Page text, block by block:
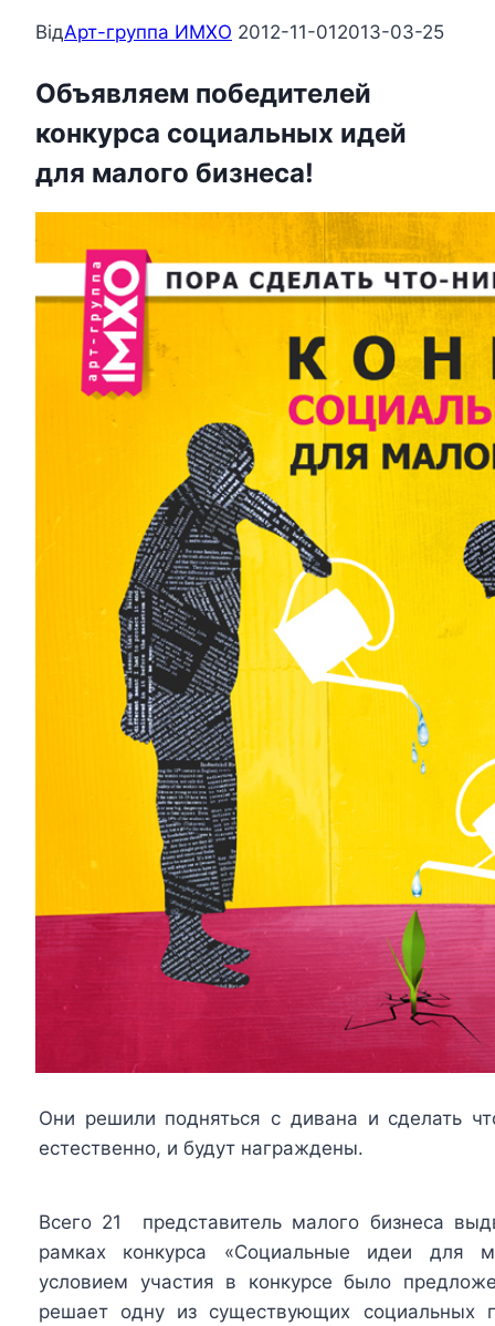
ВідАрт-группа ИМХО 2012-11-012013-03-25
Объявляем победителей
конкурса социальных идей
для малого бизнеса!
Они решили подняться с дивана и сделать
естественно, и будут награждены.
Всего 21 представитель малого бизнеса
рамках конкурса «Социальные идеи для
условием участия в конкурсе было
решает одну из существующих социальных